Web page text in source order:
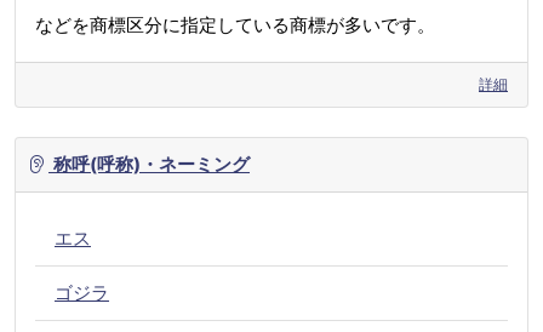
などを商標区分に指定している商標が多いです。
詳細
称呼(呼称)・ネーミング
エス
ゴジラ